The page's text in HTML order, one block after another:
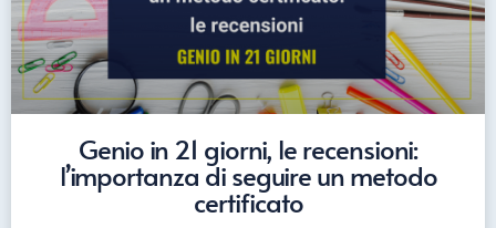
Genio in 21 giorni, le recensioni:
l’importanza di seguire un metodo
certificato